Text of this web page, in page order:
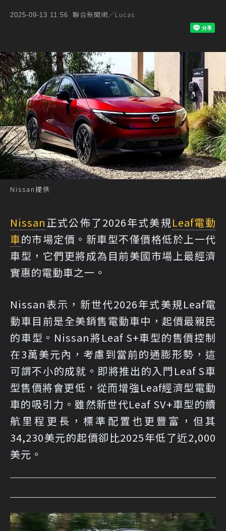
2025-09-13 11:56 聯合新聞網／Lucas
Nissan提供
Nissan正式公佈了2026年式美規Leaf電動
車的市場定價。新車型不僅價格低於上一代
車型，它們更將成為目前美國市場上最經濟
實惠的電動車之一。
Nissan表示，新世代2026年式美規Leaf電
動車目前是全美銷售電動車中，起價最親民
的車型。Nissan將Leaf S+車型的售價控制
在3萬美元內，考慮到當前的通膨形勢，這
可謂不小的成就。即將推出的入門Leaf S車
型售價將會更低，從而增強Leaf經濟型電動
車的吸引力。雖然新世代Leaf SV+車型的續
航里程更長，標準配置也更豐富，但其
34,230美元的起價卻比2025年低了近2,000
美元。